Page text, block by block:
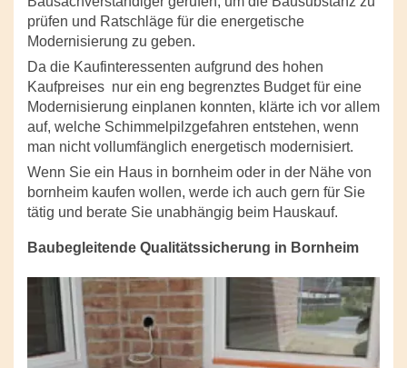
prüfen und Ratschläge für die energetische
Modernisierung zu geben.
Da die Kaufinteressenten aufgrund des hohen
Kaufpreises nur ein eng begrenztes Budget für eine
Modernisierung einplanen konnten, klärte ich vor allem
auf, welche Schimmelpilzgefahren entstehen, wenn
man nicht vollumfänglich energetisch modernisiert.
Wenn Sie ein Haus in bornheim oder in der Nähe von
bornheim kaufen wollen, werde ich auch gern für Sie
tätig und berate Sie unabhängig beim Hauskauf.
Baubegleitende Qualitätssicherung in Bornheim